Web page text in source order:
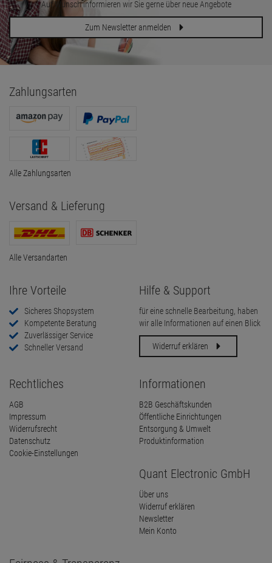
Auf Wunsch informieren wir Sie gerne über neue Angebote
Zum Newsletter anmelden
Zahlungsarten
Alle Zahlungsarten
Versand & Lieferung
Alle Versandarten
Ihre Vorteile
Sicheres Shopsystem
Kompetente Beratung
Zuverlässiger Service
Schneller Versand
Hilfe & Support
für eine schnelle Bearbeitung, haben
wir alle Informationen auf einen Blick
Widerruf erklären
Rechtliches
AGB
Impressum
Widerrufsrecht
Datenschutz
Cookie-Einstellungen
Informationen
B2B Geschäftskunden
Öffentliche Einrichtungen
Entsorgung & Umwelt
Produktinformation
Quant Electronic GmbH
Über uns
Widerruf erklären
Newsletter
Mein Konto